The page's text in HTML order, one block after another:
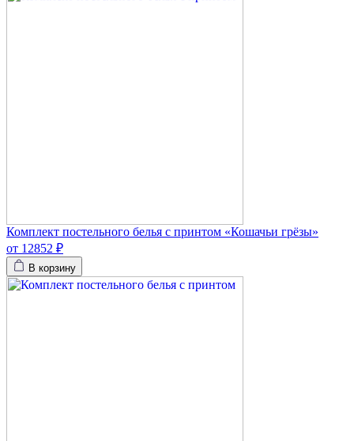
Комплект постельного белья с принтом «Кошачьи грёзы»
от 12852 ₽
В корзину